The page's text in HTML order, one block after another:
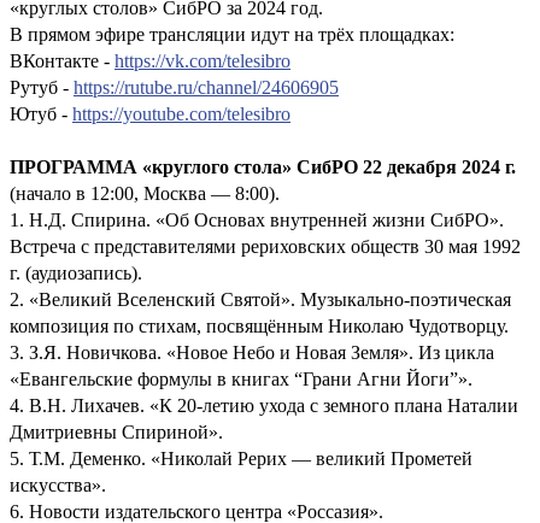
«круглых столов» СибРО за 2024 год.
В прямом эфире трансляции идут на трёх площадках:
ВКонтакте - https://vk.com/telesibro
Рутуб - https://rutube.ru/channel/24606905
Ютуб - https://youtube.com/telesibro
ПРОГРАММА «круглого стола» СибРО 22 декабря 2024 г.
(начало в 12:00, Москва — 8:00).
1. Н.Д. Спирина. «Об Основах внутренней жизни СибРО».
Встреча с представителями рериховских обществ 30 мая 1992
г. (аудиозапись).
2. «Великий Вселенский Святой». Музыкально-поэтическая
композиция по стихам, посвящённым Николаю Чудотворцу.
3. З.Я. Новичкова. «Новое Небо и Новая Земля». Из цикла
«Евангельские формулы в книгах “Грани Агни Йоги”».
4. В.Н. Лихачев. «К 20-летию ухода с земного плана Наталии
Дмитриевны Спириной».
5. Т.М. Деменко. «Николай Рерих — великий Прометей
искусства».
6. Новости издательского центра «Россазия».